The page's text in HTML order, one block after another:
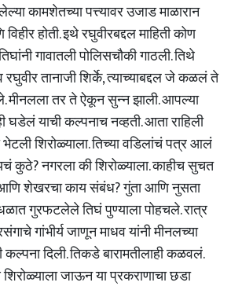
कामशेतच्या पत्त्यावर उजाड माळारान
होती. इथे रघुवीरबद्दल माहिती कोण
गावातली पोलिसचौकी गाठली. तिथे
तानाजी शिर्के, त्याच्याबद्दल जे कळलं ते
मीनलला तर ते ऐकून सुन्न झाली. आपल्या
याची कल्पनाच नव्हती. आता राहिली
भेटली शिरोळ्याला. तिच्या वडिलांचं पत्र आलं
कुठे? नगरला की शिरोळ्याला. काहीच सुचत
आणि शेखरचा काय संबंध? गुंता आणि नुसता
गुरफटलेले तिघं पुण्याला पोहचले. रात्र
गांभीर्य जाणून माधव यांनी मीनलच्या
दिली. तिकडे बारामतीलाही कळवलं.
जाऊन या प्रकराणाचा छडा